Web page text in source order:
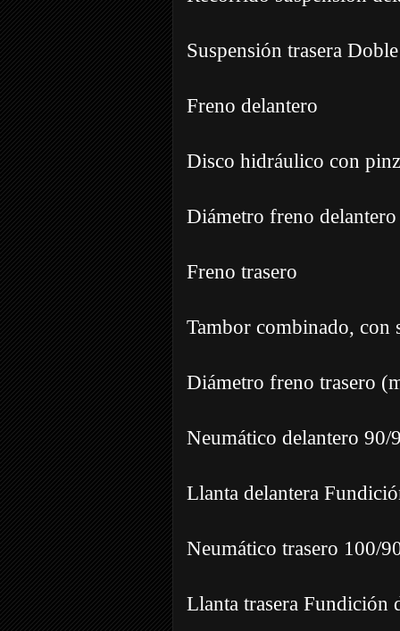
Suspensión trasera
Freno delantero
Disco hidráulico con
Diámetro freno
Freno trasero
Tambor combinado, con
Diámetro freno trasero
Neumático delantero 90/
Llanta delantera
Neumático trasero 100/
Llanta trasera Fundición